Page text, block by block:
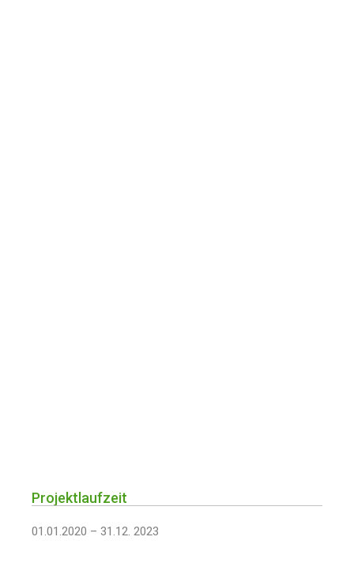
Projektlaufzeit
01.01.2020 – 31.12. 2023